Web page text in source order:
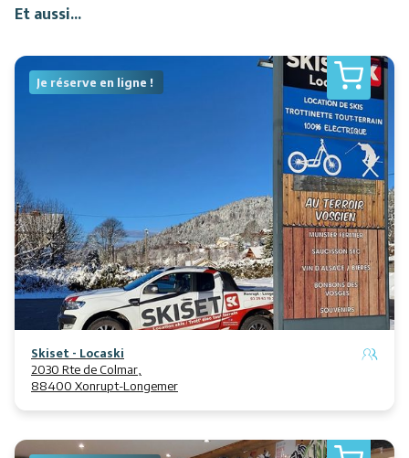
Et aussi...
Je réserve en ligne !
Skiset - Locaski
2030 Rte de Colmar,
88400 Xonrupt-Longemer